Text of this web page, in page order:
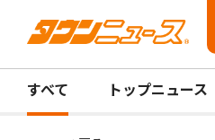
すべて トップニュース